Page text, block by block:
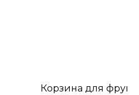
Корзина для